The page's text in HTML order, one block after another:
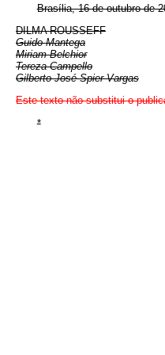
Brasília, 16 de outubro de
DILMA ROUSSEFF
Guido Mantega
Miriam Belchior
Tereza Campello
Gilberto José Spier Vargas
Este texto não substitui o
*